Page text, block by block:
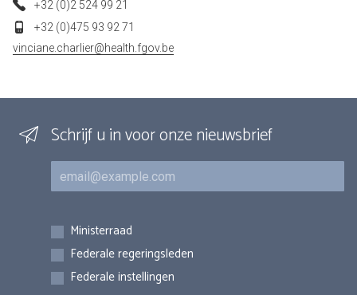
+32 (0)2 524 99 21
+32 (0)475 93 92 71
vinciane.charlier@health.fgov.be
Schrijf u in voor onze nieuwsbrief
E-mail
Inschrijvingen
Ministerraad
Federale regeringsleden
Federale instellingen